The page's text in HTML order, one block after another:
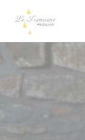
Personnalisation